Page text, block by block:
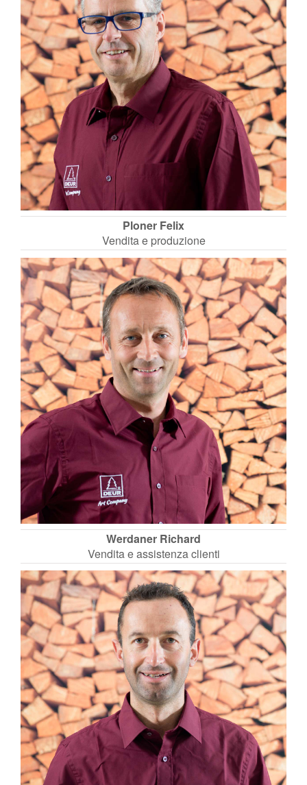
Ploner Felix
Vendita e produzione
Werdaner Richard
Vendita e assistenza clienti